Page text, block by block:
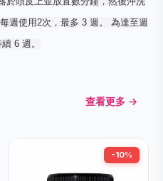
週使用2次，最多 3 週。 為達至週
6 週。
查看更多 →
-10%